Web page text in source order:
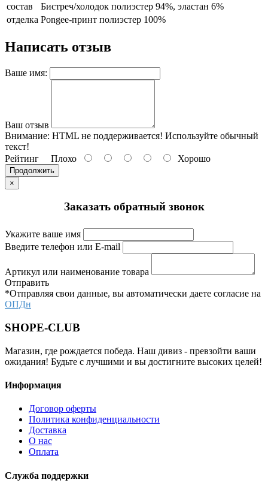
состав
Бистреч/холодок полиэстер 94%, эластан 6%
отделка Pongee-принт полиэстер 100%
Написать отзыв
Ваше имя:
Ваш отзыв
Внимание: HTML не поддерживается! Используйте обычный
текст!
Рейтинг Плохо Хорошо
Продолжить
×
Заказать обратный звонок
Укажите ваше имя
Введите телефон или E-mail
Артикул или наименование товара
Отправить
*Отправляя свои данные, вы автоматически даете согласие на
ОПДн
SHOPE-CLUB
Магазин, где рождается победа. Наш дивиз - превзойти ваши
ожидания! Будьте с лучшими и вы достигните высоких целей!
Информация
Договор оферты
Политика конфиденциальности
Доставка
О нас
Оплата
Служба поддержки